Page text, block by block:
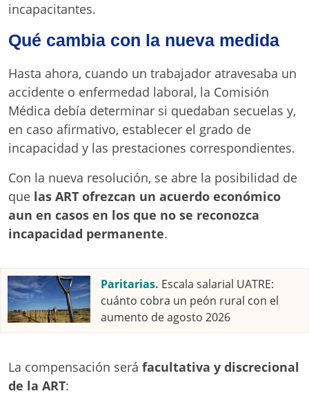
incapacitantes.
Qué cambia con la nueva medida
Hasta ahora, cuando un trabajador atravesaba un
accidente o enfermedad laboral, la Comisión
Médica debía determinar si quedaban secuelas y,
en caso afirmativo, establecer el grado de
incapacidad y las prestaciones correspondientes.
Con la nueva resolución, se abre la posibilidad de
que las ART ofrezcan un acuerdo económico
aun en casos en los que no se reconozca
incapacidad permanente.
Paritarias. Escala salarial UATRE:
cuánto cobra un peón rural con el
aumento de agosto 2026
La compensación será facultativa y discrecional
de la ART: